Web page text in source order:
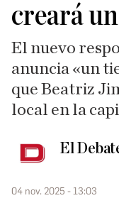
creará
El nuevo
anuncia «un
que Beatriz
local en la
El
04 nov. 2025 - 13:03